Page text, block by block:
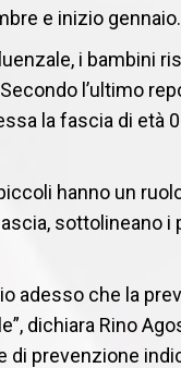
e inizio gennaio.
i bambini
l’ultimo
la fascia di età
hanno un
sottolineano i
adesso che la
dichiara Rino
di prevenzione